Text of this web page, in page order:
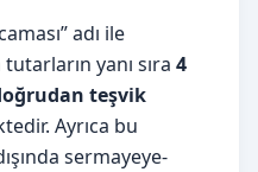
adı ile
yanı sıra 4
teşvik
Ayrıca bu
sermayeye-